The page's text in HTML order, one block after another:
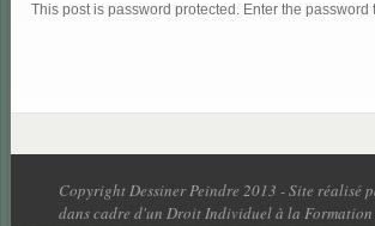
This post is password protected. Enter the password
Copyright Dessiner Peindre 2013 - Site réalisé
dans cadre d'un Droit Individuel à la